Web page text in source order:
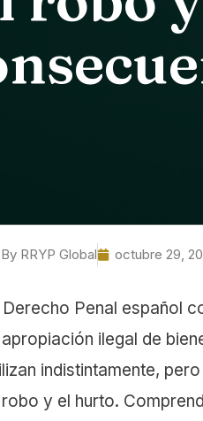
By RRYP Global octubre 29,
Derecho Penal español
ilegal de
indistintamente,
y el hurto.